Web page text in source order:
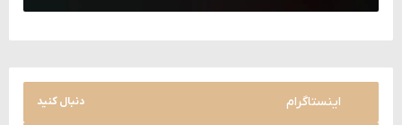
اینستاگرام دنبال کنید